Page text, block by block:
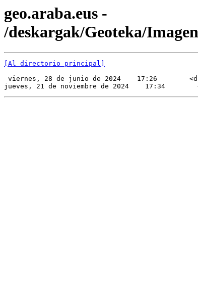
geo.araba.eus -
/deskargak/Geoteka/
[Al directorio principal]
viernes, 28 de junio de 2024    17:26
jueves, 21 de noviembre de 2024    17:34